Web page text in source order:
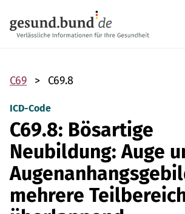
C69 C69.8
ICD-Code
C69.8: Bösartige
Neubildung: Auge
mehrere